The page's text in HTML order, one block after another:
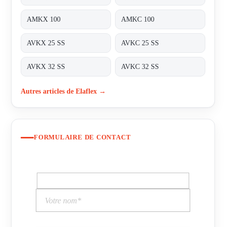
AMKX 100 AMKC 100
AVKX 25 SS AVKC 25 SS
AVKX 32 SS AVKC 32 SS
Autres articles de Elaflex →
FORMULAIRE DE CONTACT